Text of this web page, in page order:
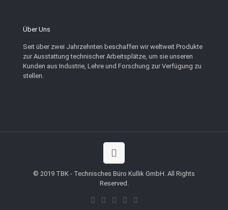
Über Uns
Seit über zwei Jahrzehnten beschaffen wir weltweit Produkte
zur Ausstattung technischer Arbeitsplätze, um sie unseren
Kunden aus Industrie, Lehre und Forschung zur Verfügung zu
stellen.
© 2019 TBK - Technisches Büro Kullik GmbH. All Rights
Reserved.